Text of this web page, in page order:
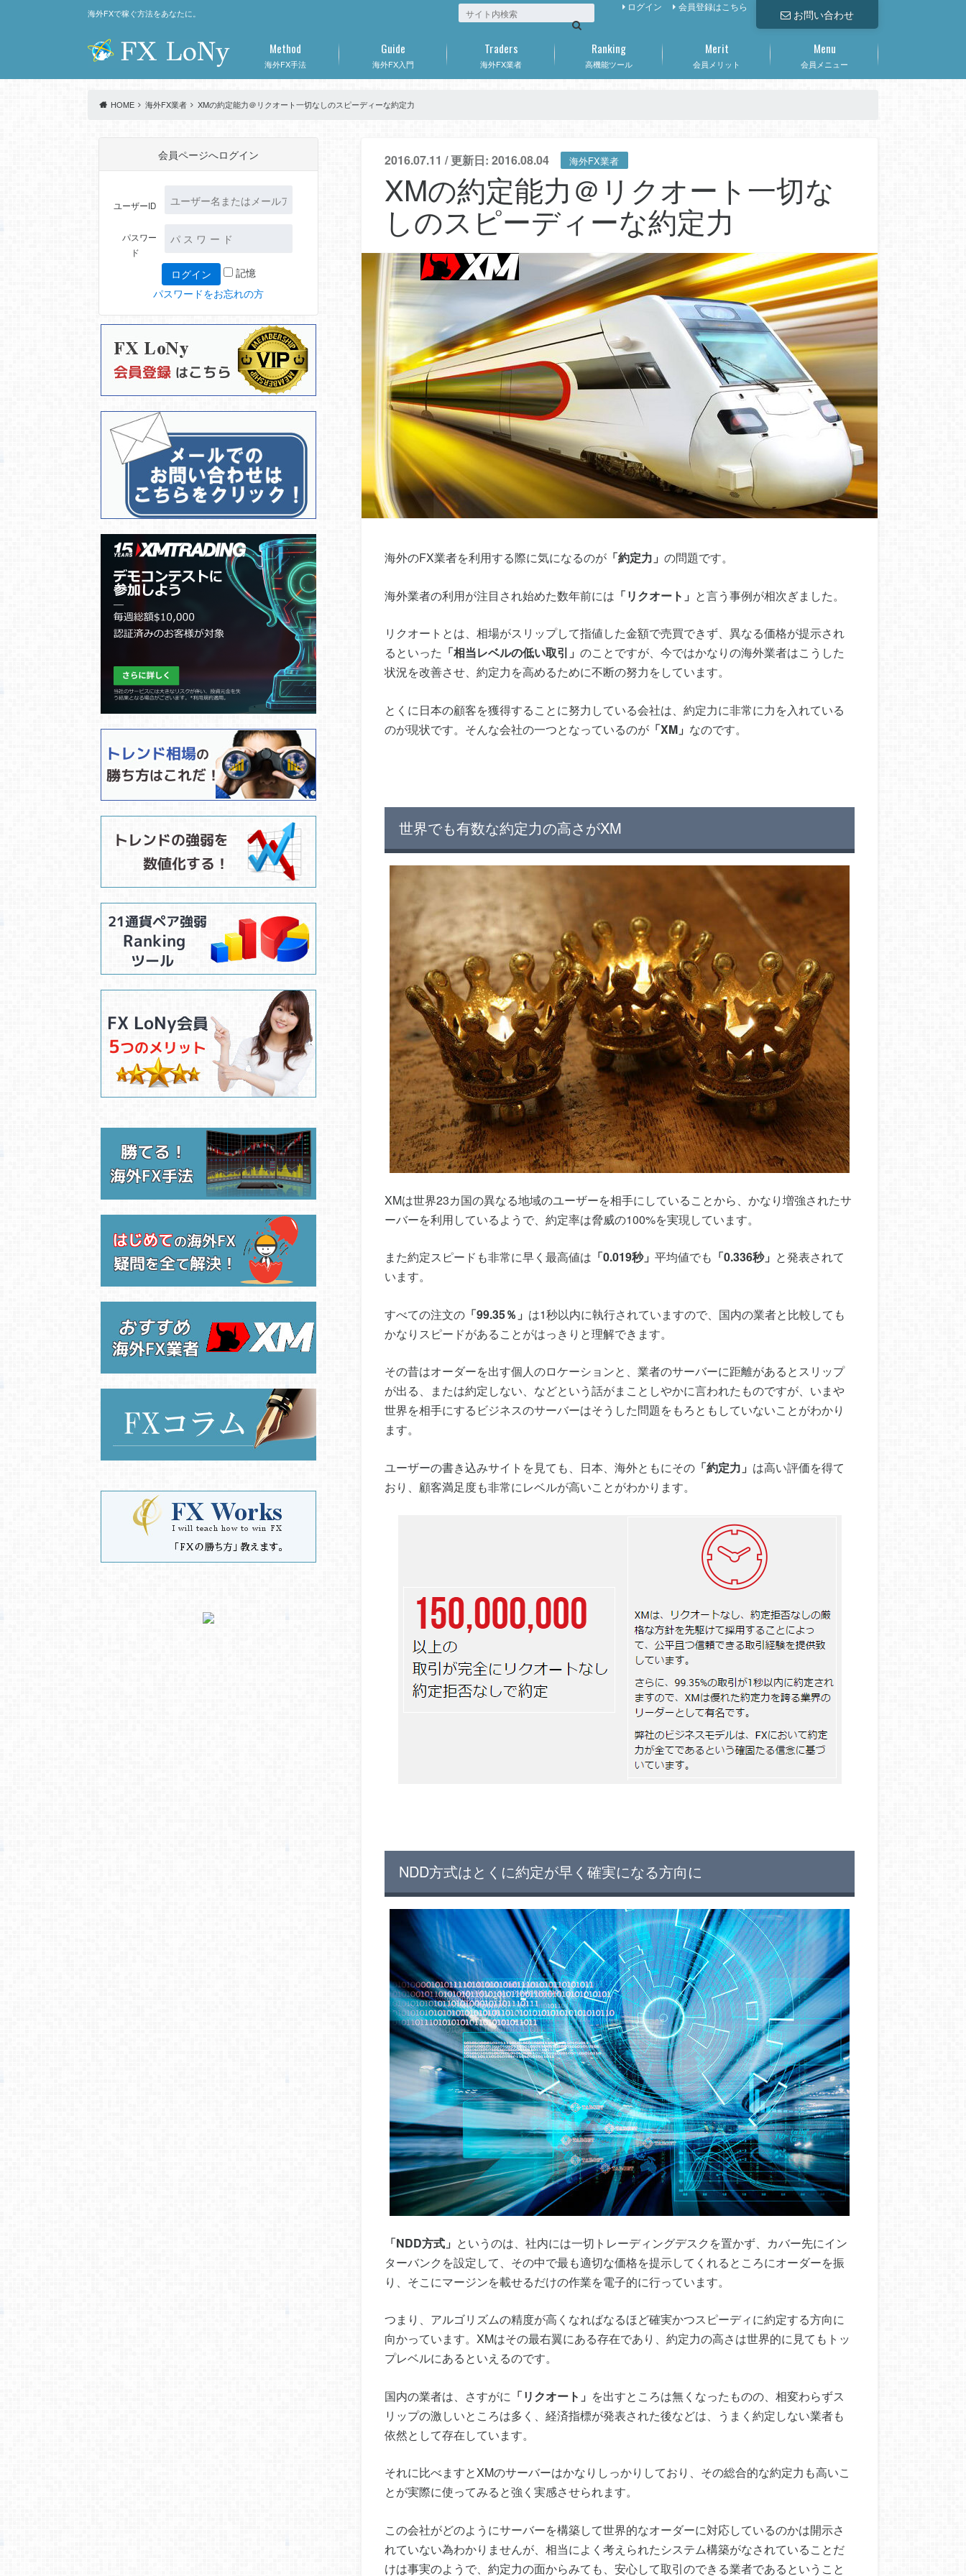
海外FXで稼ぐ方法をあなたに。 お問い合わせ
ログイン 会員登録はこちら
海外FX手法
Method
海外FX入門
Guide
海外FX業者
Traders
高機能ツール
Ranking
会員メリット
Merit
会員メニュー
Menu
HOME 海外FX業者 XMの約定能力＠リクオート一切なしのスピーディーな約定力
2016.07.11 / 更新日: 2016.08.04 海外FX業者
XMの約定能力＠リクオート一切な
しのスピーディーな約定力
海外のFX業者を利用する際に気になるのが 「約定力」 の問題です。
海外業者の利用が注目され始めた数年前には 「リクオート」 と言う事例が相次ぎました。
リクオートとは、相場がスリップして指値した金額で売買できず、異なる価格が提示され
るといった 「相当レベルの低い取引」 のことですが、今ではかなりの海外業者はこうした
状況を改善させ、約定力を高めるために不断の努力をしています。
とくに日本の顧客を獲得することに努力している会社は、約定力に非常に力を入れている
のが現状です。そんな会社の一つとなっているのが 「XM」 なのです。
世界でも有数な約定力の高さがXM
XMは世界23カ国の異なる地域のユーザーを相手にしていることから、かなり増強されたサ
ーバーを利用しているようで、約定率は脅威の100%を実現しています。
また約定スピードも非常に早く最高値は 「0.019秒」 平均値でも 「0.336秒」 と発表されて
います。
すべての注文の 「99.35％」 は1秒以内に執行されていますので、国内の業者と比較しても
かなりスピードがあることがはっきりと理解できます。
その昔はオーダーを出す個人のロケーションと、業者のサーバーに距離があるとスリップ
が出る、または約定しない、などという話がまことしやかに言われたものですが、いまや
世界を相手にするビジネスのサーバーはそうした問題をもろともしていないことがわかり
ます。
ユーザーの書き込みサイトを見ても、日本、海外ともにその 「約定力」 は高い評価を得て
おり、顧客満足度も非常にレベルが高いことがわかります。
NDD方式はとくに約定が早く確実になる方向に
「NDD方式」 というのは、社内には一切トレーディングデスクを置かず、カバー先にイン
ターバンクを設定して、その中で最も適切な価格を提示してくれるところにオーダーを振
り、そこにマージンを載せるだけの作業を電子的に行っています。
つまり、アルゴリズムの精度が高くなればなるほど確実かつスピーディに約定する方向に
向かっています。XMはその最右翼にある存在であり、約定力の高さは世界的に見てもトッ
プレベルにあるといえるのです。
国内の業者は、さすがに 「リクオート」 を出すところは無くなったものの、相変わらずス
リップの激しいところは多く、経済指標が発表された後などは、うまく約定しない業者も
依然として存在しています。
それに比べますとXMのサーバーはかなりしっかりしており、その総合的な約定力も高いこ
とが実際に使ってみると強く実感させられます。
この会社がどのようにサーバーを構築して世界的なオーダーに対応しているのかは開示さ
れていない為わかりませんが、相当によく考えられたシステム構築がなされていることだ
けは事実のようで、約定力の面からみても、安心して取引のできる業者であるということ
会員ページへログイン
ユーザーID
パスワー
ド
記憶
パスワードをお忘れの方